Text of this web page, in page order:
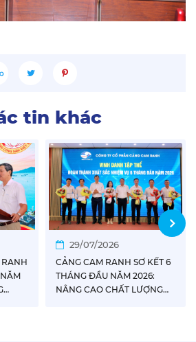
tin khác
29/07/2026
CẢNG CAM RANH SƠ KẾT 6
THÁNG ĐẦU NĂM 2026:
NÂNG CAO CHẤT LƯỢNG